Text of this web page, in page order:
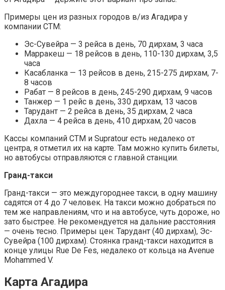
Примеры цен из разных городов в/из Агадира у
компании CTM:
Эс-Сувейра — 3 рейса в день, 70 дирхам, 3 часа
Марракеш — 18 рейсов в день, 110-130 дирхам, 3,5
часа
Касабланка — 13 рейсов в день, 215-275 дирхам, 7-
8 часов
Рабат — 8 рейсов в день, 245-290 дирхам, 9 часов
Танжер — 1 рейс в день, 330 дирхам, 13 часов
Тарудант — 2 рейса в день, 35 дирхам, 2 часа
Дахла — 4 рейса в день, 410 дирхам, 20 часов
Кассы компаний CTM и Supratour есть недалеко от
центра, я отметил их на карте. Там можно купить билеты,
но автобусы отправляются с главной станции.
Гранд-такси
Гранд-такси — это междугороднее такси, в одну машину
садятся от 4 до 7 человек. На такси можно добраться по
тем же направлениям, что и на автобусе, чуть дороже, но
зато быстрее. Не рекомендуется на дальние расстояния
— очень тесно. Примеры цен: Тарудант (40 дирхам), Эс-
Сувейра (100 дирхам). Стоянка гранд-такси находится в
конце улицы Rue De Fes, недалеко от кольца на Avenue
Mohammed V.
Карта Агадира